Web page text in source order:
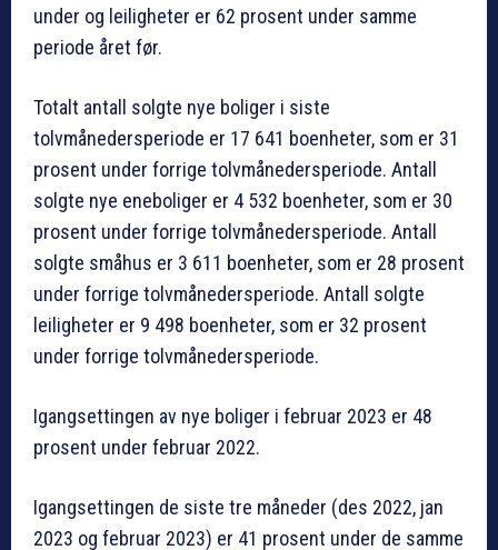
under og leiligheter er 62 prosent under samme
periode året før.
Totalt antall solgte nye boliger i siste
tolvmånedersperiode er 17 641 boenheter, som er 31
prosent under forrige tolvmånedersperiode. Antall
solgte nye eneboliger er 4 532 boenheter, som er 30
prosent under forrige tolvmånedersperiode. Antall
solgte småhus er 3 611 boenheter, som er 28 prosent
under forrige tolvmånedersperiode. Antall solgte
leiligheter er 9 498 boenheter, som er 32 prosent
under forrige tolvmånedersperiode.
Igangsettingen av nye boliger i februar 2023 er 48
prosent under februar 2022.
Igangsettingen de siste tre måneder (des 2022, jan
2023 og februar 2023) er 41 prosent under de samme